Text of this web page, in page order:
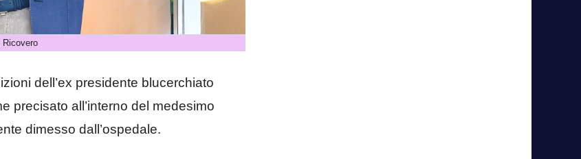
Ricovero
dell’ex presidente blucerchiato
precisato all’interno del medesimo
dimesso dall’ospedale.